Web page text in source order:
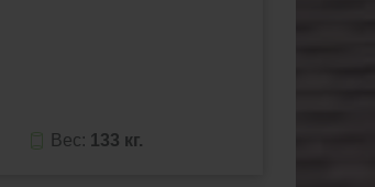
Вес: 133 кг.